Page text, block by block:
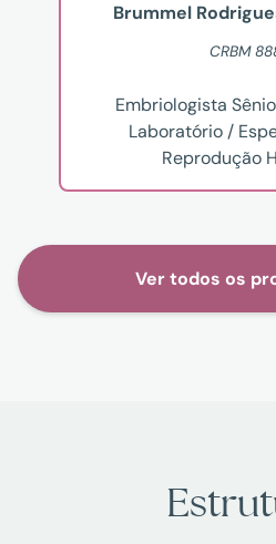
Brummel
CRBM
Embriologista
Laboratório /
Reprodução
Ver todos os